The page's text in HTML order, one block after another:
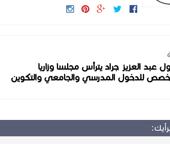
عبد العزيز جراد يترأس مجلسا وزاريا
للدخول المدرسي والجامعي والتكوين